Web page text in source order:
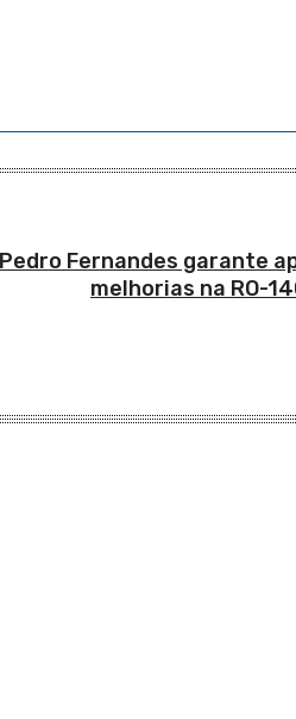
Fernandes garante
melhorias na RO-